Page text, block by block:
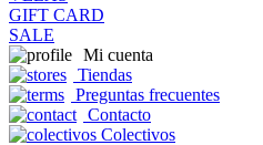
GIFT CARD
SALE
Mi cuenta
Tiendas
Preguntas frecuentes
Contacto
Colectivos